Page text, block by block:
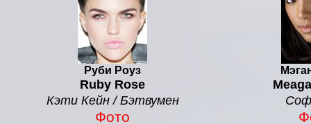
Руби Роуз
Ruby Rose
Кэти Кейн / Бэтвумен
Фото